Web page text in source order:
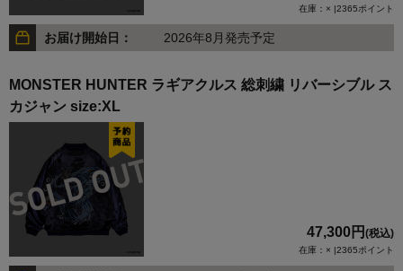
在庫：× |2365ポイント
お届け開始日： 2026年8月発売予定
MONSTER HUNTER ラギアクルス 総刺繍 リバーシブル ス
カジャン size:XL
47,300円 (税込)
在庫：× |2365ポイント